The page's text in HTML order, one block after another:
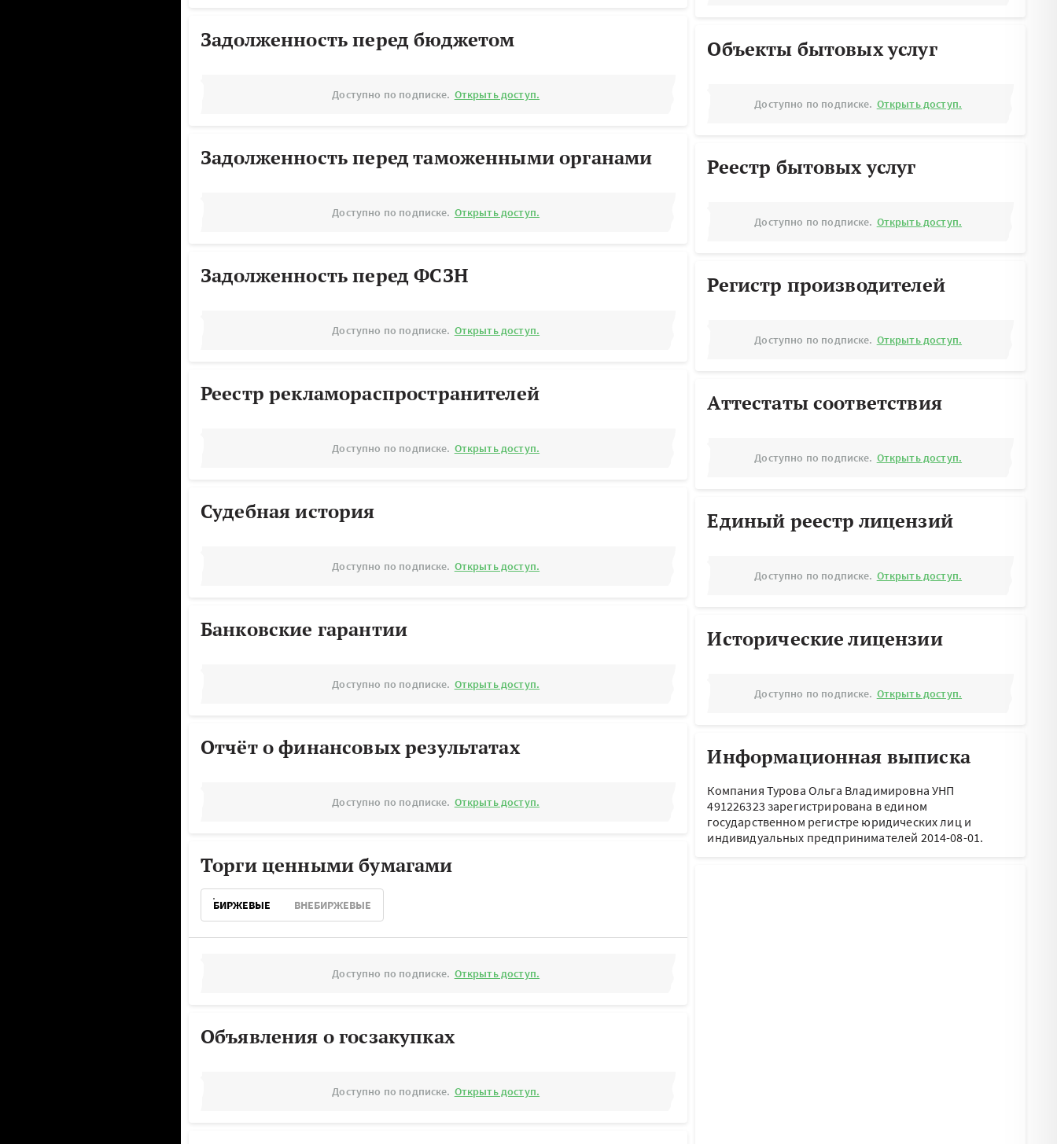
Задолженность перед бюджетом
Доступно по подписке. Открыть доступ.
Задолженность перед таможенными органами
Доступно по подписке. Открыть доступ.
Задолженность перед ФСЗН
Доступно по подписке. Открыть доступ.
Реестр рекламораспространителей
Доступно по подписке. Открыть доступ.
Судебная история
Доступно по подписке. Открыть доступ.
Банковские гарантии
Доступно по подписке. Открыть доступ.
Отчёт о финансовых результатах
Доступно по подписке. Открыть доступ.
Торги ценными бумагами
БИРЖЕВЫЕ ВНЕБИРЖЕВЫЕ
Доступно по подписке. Открыть доступ.
Объявления о госзакупках
Доступно по подписке. Открыть доступ.
Объекты бытовых услуг
Доступно по подписке. Открыть доступ.
Реестр бытовых услуг
Доступно по подписке. Открыть доступ.
Регистр производителей
Доступно по подписке. Открыть доступ.
Аттестаты соответствия
Доступно по подписке. Открыть доступ.
Единый реестр лицензий
Доступно по подписке. Открыть доступ.
Исторические лицензии
Доступно по подписке. Открыть доступ.
Информационная выписка
Компания Турова Ольга Владимировна УНП
491226323 зарегистрирована в едином
государственном регистре юридических лиц и
индивидуальных предпринимателей 2014-08-01.